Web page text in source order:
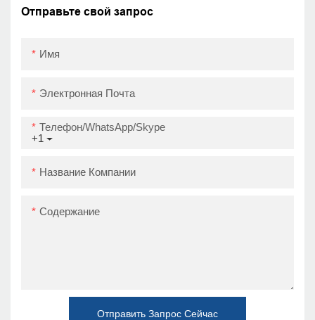
Отправьте свой запрос
Имя
Электронная Почта
+1
Телефон/WhatsApp/Skype
Название Компании
Содержание
Отправить Запрос Сейчас